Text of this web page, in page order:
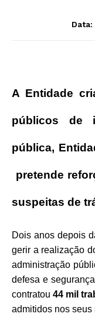
Data:
A Entidade
públicos de
pública,
pretende
suspeitas de
Dois anos depois
gerir a realização
administração
defesa e
contratou44 mil
admitidos nos seus